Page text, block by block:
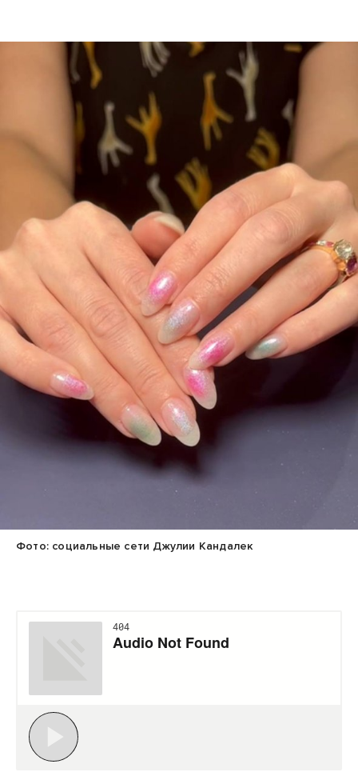
Фото: социальные сети Джулии Кандалек